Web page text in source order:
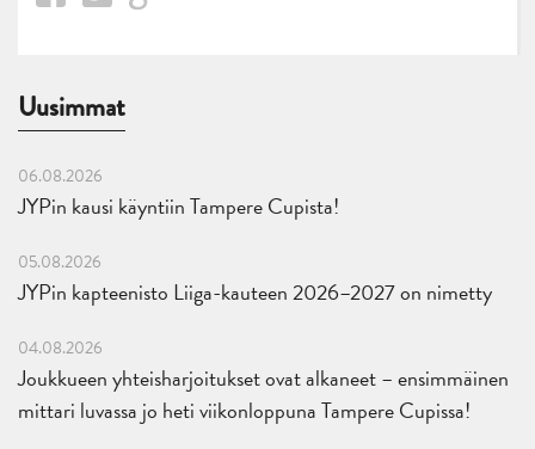
Uusimmat
06.08.2026
JYPin kausi käyntiin Tampere Cupista!
05.08.2026
JYPin kapteenisto Liiga-kauteen 2026–2027 on nimetty
04.08.2026
Joukkueen yhteisharjoitukset ovat alkaneet – ensimmäinen
mittari luvassa jo heti viikonloppuna Tampere Cupissa!